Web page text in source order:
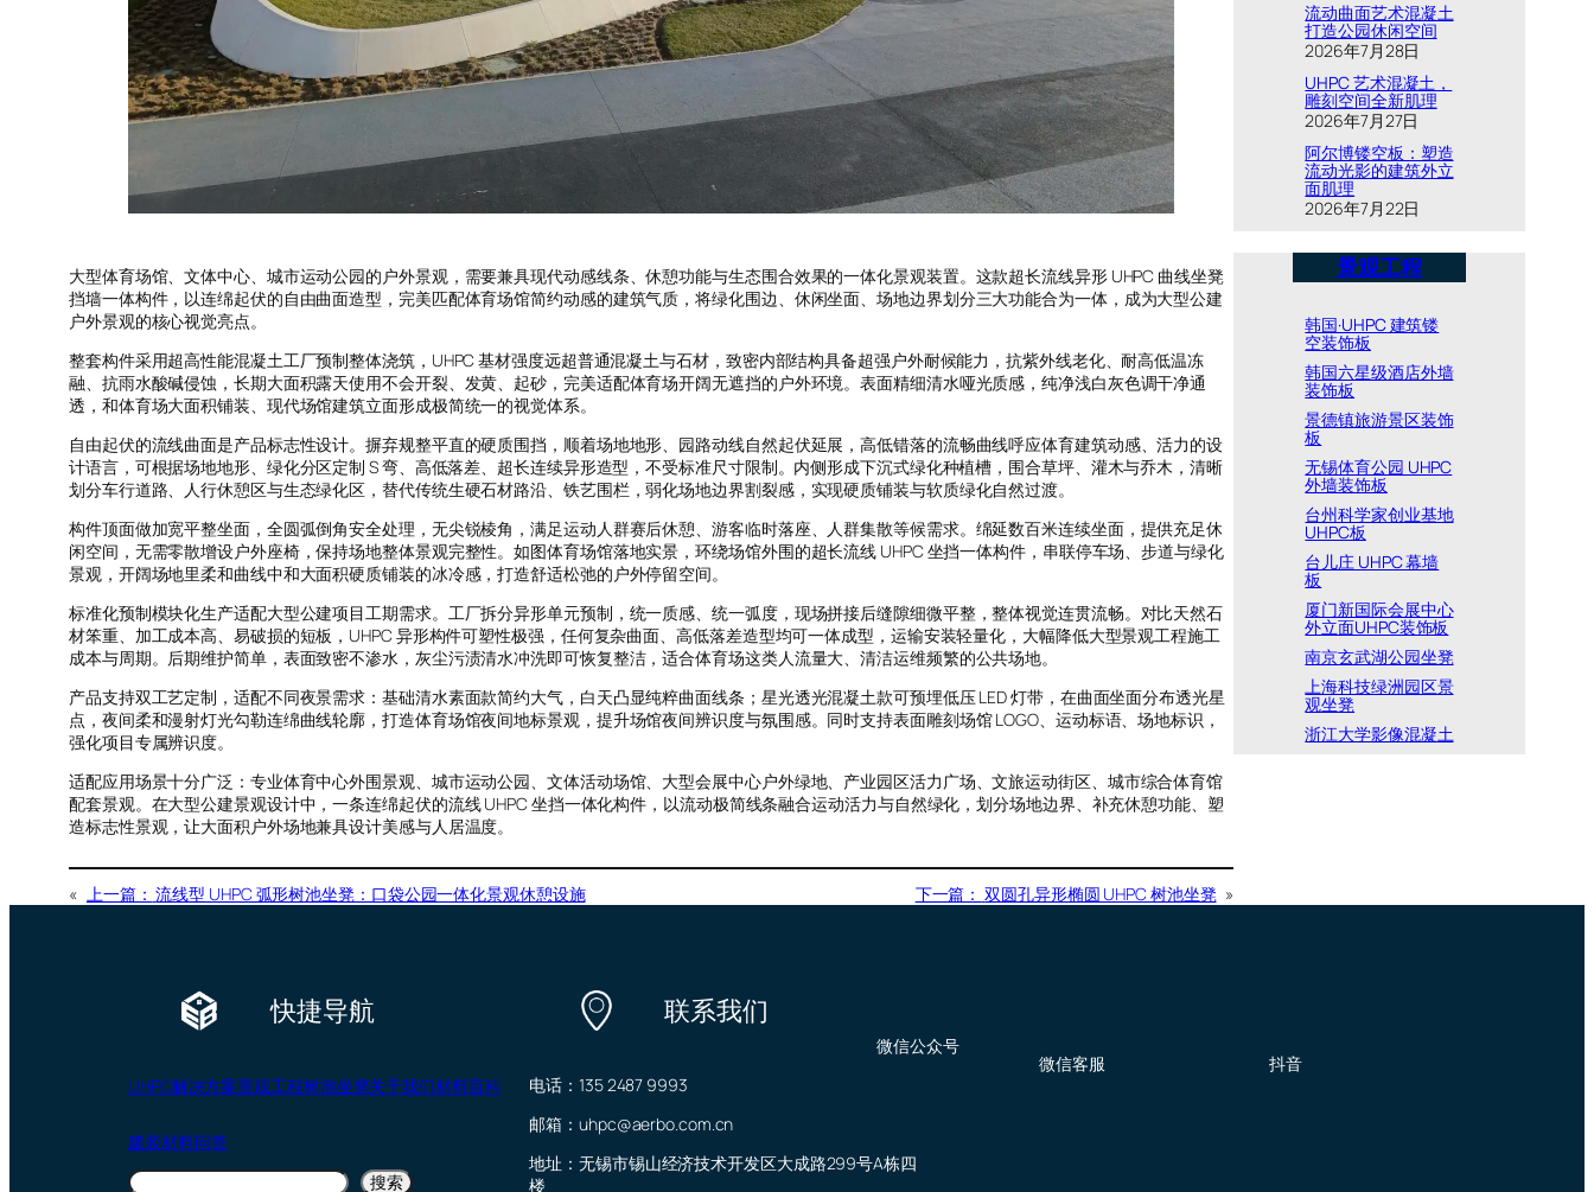
大型体育场馆、文体中心、城市运动公园的户外景观，需要兼具现代动感线条、休憩功能与生态围合效果的一体化景观装置。这款超长流线异形 UHPC 曲线坐凳
挡墙一体构件，以连绵起伏的自由曲面造型，完美匹配体育场馆简约动感的建筑气质，将绿化围边、休闲坐面、场地边界划分三大功能合为一体，成为大型公建
户外景观的核心视觉亮点。
整套构件采用超高性能混凝土工厂预制整体浇筑，UHPC 基材强度远超普通混凝土与石材，致密内部结构具备超强户外耐候能力，抗紫外线老化、耐高低温冻
融、抗雨水酸碱侵蚀，长期大面积露天使用不会开裂、发黄、起砂，完美适配体育场开阔无遮挡的户外环境。表面精细清水哑光质感，纯净浅白灰色调干净通
透，和体育场大面积铺装、现代场馆建筑立面形成极简统一的视觉体系。
自由起伏的流线曲面是产品标志性设计。摒弃规整平直的硬质围挡，顺着场地地形、园路动线自然起伏延展，高低错落的流畅曲线呼应体育建筑动感、活力的设
计语言，可根据场地地形、绿化分区定制 S 弯、高低落差、超长连续异形造型，不受标准尺寸限制。内侧形成下沉式绿化种植槽，围合草坪、灌木与乔木，清晰
划分车行道路、人行休憩区与生态绿化区，替代传统生硬石材路沿、铁艺围栏，弱化场地边界割裂感，实现硬质铺装与软质绿化自然过渡。
构件顶面做加宽平整坐面，全圆弧倒角安全处理，无尖锐棱角，满足运动人群赛后休憩、游客临时落座、人群集散等候需求。绵延数百米连续坐面，提供充足休
闲空间，无需零散增设户外座椅，保持场地整体景观完整性。如图体育场馆落地实景，环绕场馆外围的超长流线 UHPC 坐挡一体构件，串联停车场、步道与绿化
景观，开阔场地里柔和曲线中和大面积硬质铺装的冰冷感，打造舒适松弛的户外停留空间。
标准化预制模块化生产适配大型公建项目工期需求。工厂拆分异形单元预制，统一质感、统一弧度，现场拼接后缝隙细微平整，整体视觉连贯流畅。对比天然石
材笨重、加工成本高、易破损的短板，UHPC 异形构件可塑性极强，任何复杂曲面、高低落差造型均可一体成型，运输安装轻量化，大幅降低大型景观工程施工
成本与周期。后期维护简单，表面致密不渗水，灰尘污渍清水冲洗即可恢复整洁，适合体育场这类人流量大、清洁运维频繁的公共场地。
产品支持双工艺定制，适配不同夜景需求：基础清水素面款简约大气，白天凸显纯粹曲面线条；星光透光混凝土款可预埋低压 LED 灯带，在曲面坐面分布透光星
点，夜间柔和漫射灯光勾勒连绵曲线轮廓，打造体育场馆夜间地标景观，提升场馆夜间辨识度与氛围感。同时支持表面雕刻场馆 LOGO、运动标语、场地标识，
强化项目专属辨识度。
适配应用场景十分广泛：专业体育中心外围景观、城市运动公园、文体活动场馆、大型会展中心户外绿地、产业园区活力广场、文旅运动街区、城市综合体育馆
配套景观。在大型公建景观设计中，一条连绵起伏的流线 UHPC 坐挡一体化构件，以流动极简线条融合运动活力与自然绿化，划分场地边界、补充休憩功能、塑
造标志性景观，让大面积户外场地兼具设计美感与人居温度。
« 上一篇： 流线型 UHPC 弧形树池坐凳：口袋公园一体化景观休憩设施 下一篇： 双圆孔异形椭圆 UHPC 树池坐凳 »
流动曲面艺术混凝土
打造公园休闲空间
2026年7月28日
UHPC 艺术混凝土，
雕刻空间全新肌理
2026年7月27日
阿尔博镂空板：塑造
流动光影的建筑外立
面肌理
2026年7月22日
景观工程
韩国·UHPC 建筑镂
空装饰板
韩国六星级酒店外墙
装饰板
景德镇旅游景区装饰
板
无锡体育公园 UHPC
外墙装饰板
台州科学家创业基地
UHPC板
台儿庄 UHPC 幕墙
板
厦门新国际会展中心
外立面UHPC装饰板
南京玄武湖公园坐凳
上海科技绿洲园区景
观坐凳
浙江大学影像混凝土
快捷导航
UHPC解决方案景观工程树池坐凳关于我们材料百科
建装材料问答
搜 搜索
联系我们
电话：135 2487 9993
邮箱：uhpc@aerbo.com.cn
地址：无锡市锡山经济技术开发区大成路299号A栋四
楼
微信公众号
微信客服 抖音